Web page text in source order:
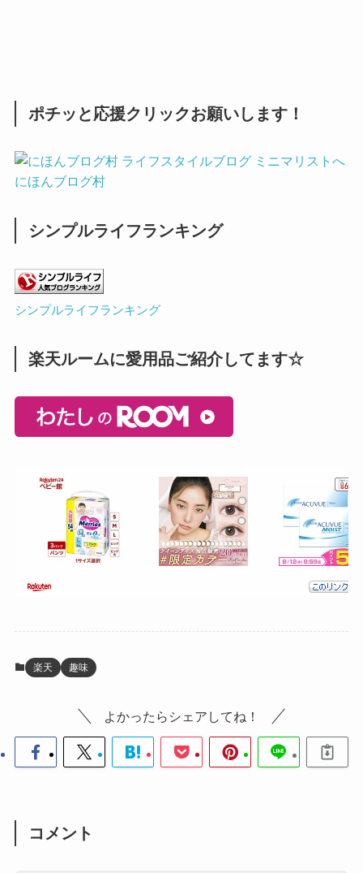
ポチッと応援クリックお願いします！
にほんブログ村
シンプルライフランキング
シンプルライフランキング
楽天ルームに愛用品ご紹介してます☆
楽天 趣味
よかったらシェアしてね！
コメント